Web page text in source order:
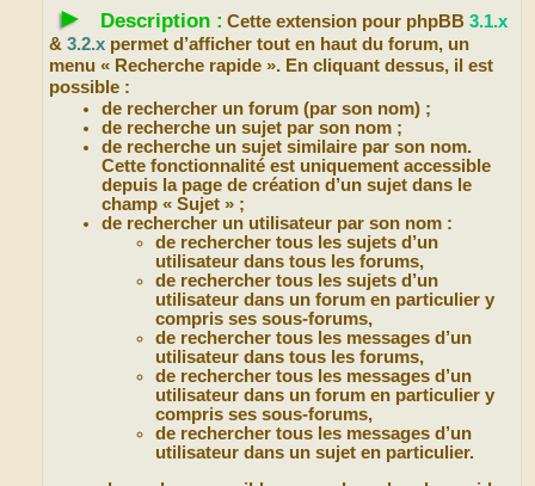
► Description : Cette extension pour phpBB 3.1.x
& 3.2.x permet d’afficher tout en haut du forum, un
menu « Recherche rapide ». En cliquant dessus, il est
possible :
de rechercher un forum (par son nom) ;
de recherche un sujet par son nom ;
de recherche un sujet similaire par son nom.
Cette fonctionnalité est uniquement accessible
depuis la page de création d’un sujet dans le
champ « Sujet » ;
de rechercher un utilisateur par son nom :
de rechercher tous les sujets d’un
utilisateur dans tous les forums,
de rechercher tous les sujets d’un
utilisateur dans un forum en particulier y
compris ses sous-forums,
de rechercher tous les messages d’un
utilisateur dans tous les forums,
de rechercher tous les messages d’un
utilisateur dans un forum en particulier y
compris ses sous-forums,
de rechercher tous les messages d’un
utilisateur dans un sujet en particulier.